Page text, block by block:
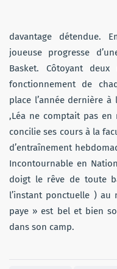
davantage détendue.
joueuse progresse
Basket. Côtoyant
fonctionnement de
place l’année dernière à
,Léa ne comptait pas en
concilie ses cours à la
d’entraînement
Incontournable en
doigt le rêve de toute
l’instant ponctuelle ) au
paye » est bel et bien
dans son camp.